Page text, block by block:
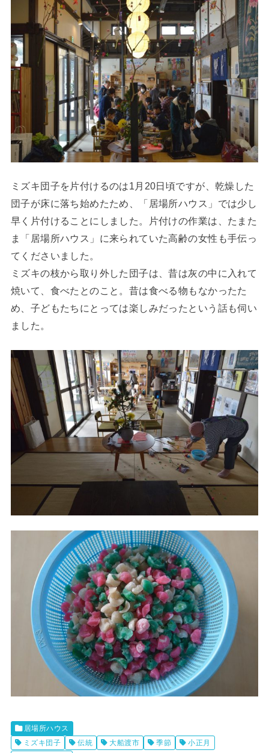
ミズキ団子を片付けるのは1月20日頃ですが、乾燥した
団子が床に落ち始めたため、「居場所ハウス」では少し
早く片付けることにしました。片付けの作業は、たまた
ま「居場所ハウス」に来られていた高齢の女性も手伝っ
てくださいました。
ミズキの枝から取り外した団子は、昔は灰の中に入れて
焼いて、食べたとのこと。昔は食べる物もなかったた
め、子どもたちにとっては楽しみだったという話も伺い
ました。
居場所ハウス
ミズキ団子
伝統 大船渡市 季節
小正月